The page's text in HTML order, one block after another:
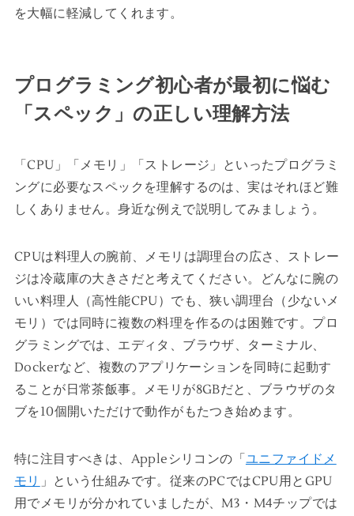
を大幅に軽減してくれます。
プログラミング初心者が最初に悩む
「スペック」の正しい理解方法
「CPU」「メモリ」「ストレージ」といったプログラミ
ングに必要なスペックを理解するのは、実はそれほど難
しくありません。身近な例えで説明してみましょう。
CPUは料理人の腕前、メモリは調理台の広さ、ストレー
ジは冷蔵庫の大きさだと考えてください。どんなに腕の
いい料理人（高性能CPU）でも、狭い調理台（少ないメ
モリ）では同時に複数の料理を作るのは困難です。プロ
グラミングでは、エディタ、ブラウザ、ターミナル、
Dockerなど、複数のアプリケーションを同時に起動す
ることが日常茶飯事。メモリが8GBだと、ブラウザのタ
ブを10個開いただけで動作がもたつき始めます。
特に注目すべきは、Appleシリコンの「ユニファイドメ
モリ 」という仕組みです。従来のPCではCPU用とGPU
用でメモリが分かれていましたが、M3・M4チップでは